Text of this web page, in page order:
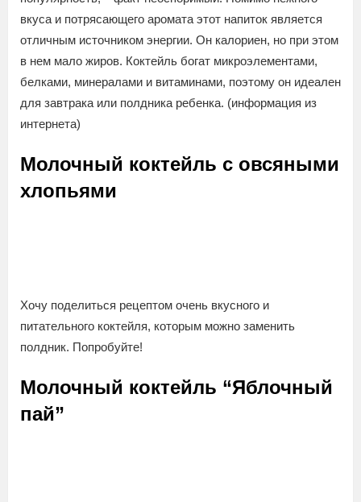
вкуса и потрясающего аромата этот напиток является
отличным источником энергии. Он калориен, но при этом
в нем мало жиров. Коктейль богат микроэлементами,
белками, минералами и витаминами, поэтому он идеален
для завтрака или полдника ребенка. (информация из
интернета)
Молочный коктейль с овсяными
хлопьями
Хочу поделиться рецептом очень вкусного и
питательного коктейля, которым можно заменить
полдник. Попробуйте!
Молочный коктейль “Яблочный
пай”